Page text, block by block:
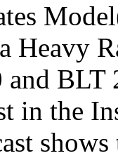
Heavy
BLT
in the